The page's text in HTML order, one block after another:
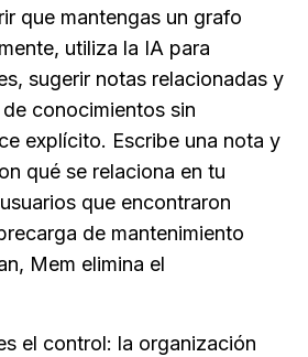
que mantengas un grafo
utiliza la IA para
sugerir notas relacionadas y
conocimientos sin
explícito. Escribe una nota y
qué se relaciona en tu
que encontraron
de mantenimiento
Mem elimina el
el control: la organización